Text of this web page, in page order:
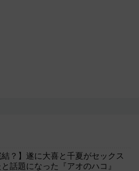
結？】遂に大喜と千夏がセックス
と話題になった『アオのハコ』